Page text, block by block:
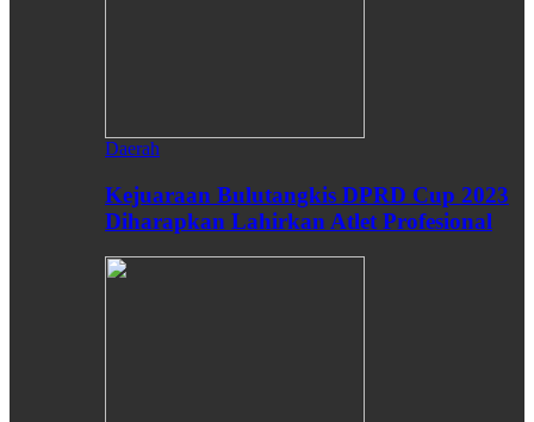
Daerah
Kejuaraan Bulutangkis DPRD Cup 2023
Diharapkan Lahirkan Atlet Profesional